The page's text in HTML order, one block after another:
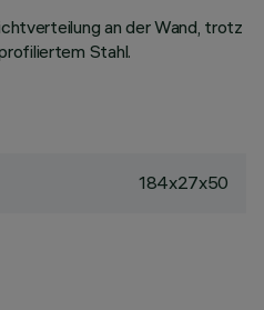
an der Wand, trotz
Stahl.
184x27x50